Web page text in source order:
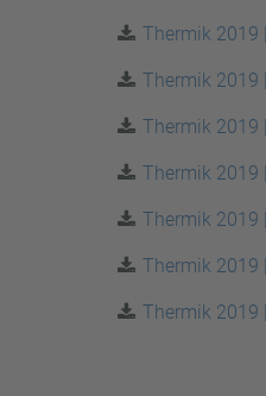
Thermik 2019
Thermik 2019
Thermik 2019
Thermik 2019
Thermik 2019
Thermik 2019
Thermik 2019